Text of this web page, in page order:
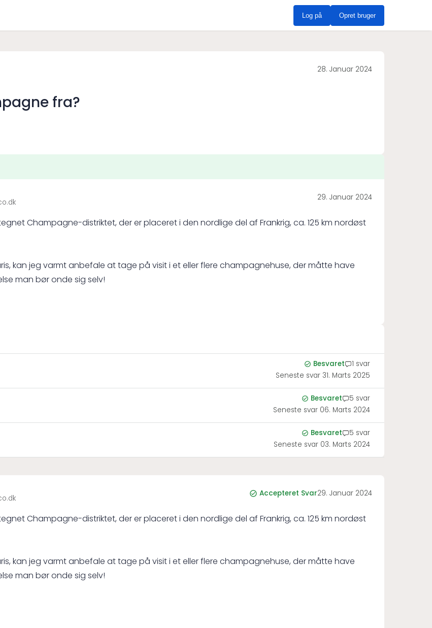
Log på Opret bruger
28. Januar 2024
fra?
29. Januar 2024
Champagne-distriktet, der er placeret i den nordlige del af Frankrig, ca. 125 km nordøst
kan jeg varmt anbefale at tage på visit i et eller flere champagnehuse, der måtte have
man bør onde sig selv!
Besvaret
1 svar
Seneste svar 31. Marts 2025
Besvaret
5 svar
Seneste svar 06. Marts 2024
Besvaret
5 svar
Seneste svar 03. Marts 2024
Accepteret Svar29. Januar 2024
Champagne-distriktet, der er placeret i den nordlige del af Frankrig, ca. 125 km nordøst
kan jeg varmt anbefale at tage på visit i et eller flere champagnehuse, der måtte have
man bør onde sig selv!